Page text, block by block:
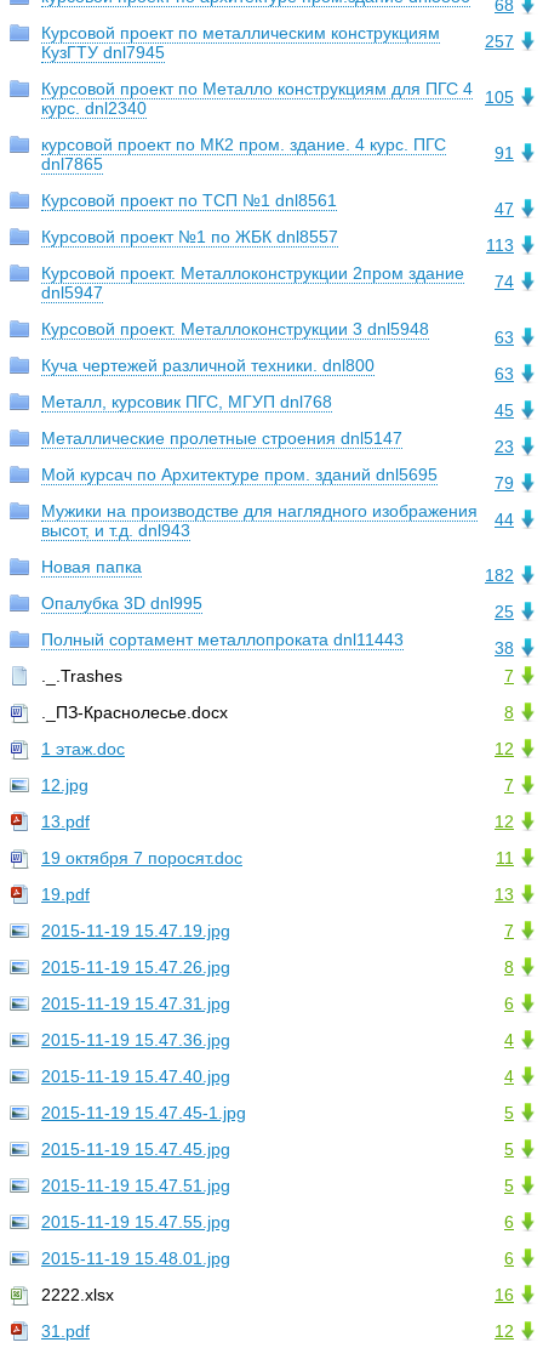
68
257
Курсовой проект по металлическим конструкциям
КузГТУ dnl7945
105
Курсовой проект по Металло конструкциям для ПГС 4
курс. dnl2340
91
курсовой проект по МК2 пром. здание. 4 курс. ПГС
dnl7865
47
Курсовой проект по ТСП №1 dnl8561
113
Курсовой проект №1 по ЖБК dnl8557
74
Курсовой проект. Металлоконструкции 2пром здание
dnl5947
63
Курсовой проект. Металлоконструкции 3 dnl5948
63
Куча чертежей различной техники. dnl800
45
Металл, курсовик ПГС, МГУП dnl768
23
Металлические пролетные строения dnl5147
79
Мой курсач по Архитектуре пром. зданий dnl5695
44
Мужики на производстве для наглядного изображения
высот, и т.д. dnl943
182
Новая папка
25
Опалубка 3D dnl995
38
Полный сортамент металлопроката dnl11443
7
._.Trashes
8
._ПЗ-Краснолесье.docx
12
1 этаж.doc
7
12.jpg
12
13.pdf
11
19 октября 7 поросят.doc
13
19.pdf
7
2015-11-19 15.47.19.jpg
8
2015-11-19 15.47.26.jpg
6
2015-11-19 15.47.31.jpg
4
2015-11-19 15.47.36.jpg
4
2015-11-19 15.47.40.jpg
5
2015-11-19 15.47.45-1.jpg
5
2015-11-19 15.47.45.jpg
5
2015-11-19 15.47.51.jpg
6
2015-11-19 15.47.55.jpg
6
2015-11-19 15.48.01.jpg
16
2222.xlsx
12
31.pdf